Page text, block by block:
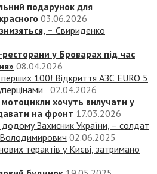
подарунок для
03.06.2026
– Свириденко
у Броварах під час
08.04.2026
100! Відкриття АЗС EURO 5
02.04.2026
мотоцикли хочуть вилучати у
на фронт 17.03.2026
Захисник України, – солдат
02.06.2025
терактів у Києві, затримано